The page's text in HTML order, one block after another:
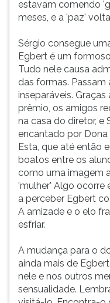
estavam comendo
meses, e a 'paz' volta
Sérgio consegue
Egbert é um
Tudo nele causa
das formas. Passam
inseparáveis.
prêmio, os amigos
na casa do diretor,
encantado por Dona
Esta, que até então
boatos entre os
como uma imagem
'mulher' Algo ocorre
a perceber Egbert
A amizade e o elo
esfriar.
A mudança para o
ainda mais de
nele e nos outros
sensualidade.